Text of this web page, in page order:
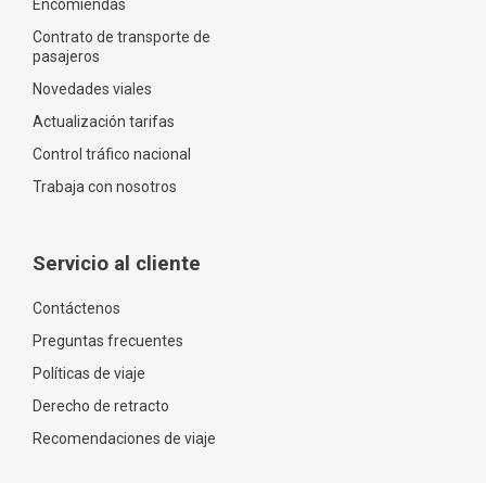
Encomiendas
Contrato de transporte de
pasajeros
Novedades viales
Actualización tarifas
Control tráfico nacional
Trabaja con nosotros
Servicio al cliente
Contáctenos
Preguntas frecuentes
Políticas de viaje
Derecho de retracto
Recomendaciones de viaje